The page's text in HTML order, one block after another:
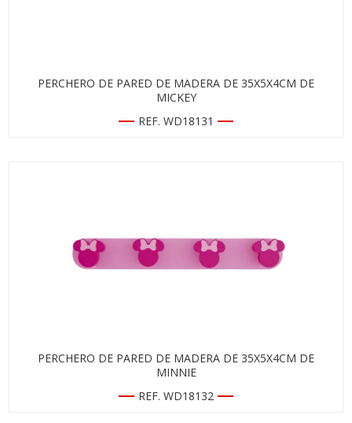
PERCHERO DE PARED DE MADERA DE 35X5X4CM DE
MICKEY
REF. WD18131
PERCHERO DE PARED DE MADERA DE 35X5X4CM DE
MINNIE
REF. WD18132